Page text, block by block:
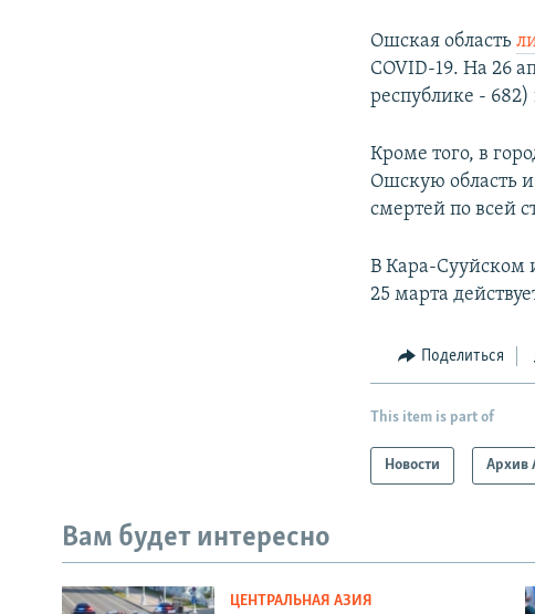
Ошская область
COVID-19. На 26
республике - 682)
Кроме того, в
Ошскую область и
смертей по всей
В Кара-Сууйском
25 марта
Поделиться
This item is part of
Новости Архив
Вам будет интересно
ЦЕНТРАЛЬНАЯ АЗИЯ